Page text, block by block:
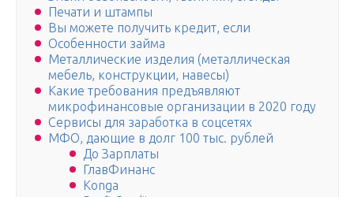
Печати и штампы
Вы можете получить кредит, если
Особенности займа
Металлические изделия (металлическая
мебель, конструкции, навесы)
Какие требования предъявляют
микрофинансовые организации в 2020 году
Сервисы для заработка в соцсетях
МФО, дающие в долг 100 тыс. рублей
До Зарплаты
ГлавФинанс
Konga